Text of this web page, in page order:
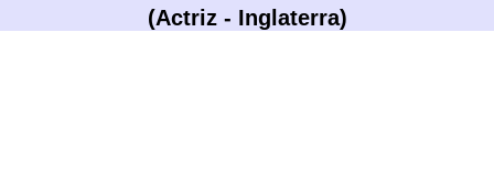
(Actriz - Inglaterra)